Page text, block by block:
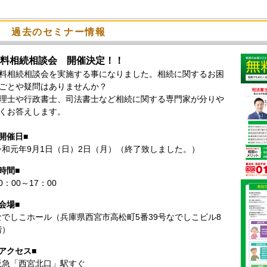
過去のセミナー情報
相続相談会 開催決定！！
相続相談会を実施する事になりました。相続に関するお困
とや疑問はありませんか？
士や行政書士、司法書士など相続に関する専門家が分りや
お答えします。
催日■
和元年9月1日（日）2日（月）（終了致しました。）
間■
：00～17：00
場■
でしこホール（兵庫県西宮市高松町5番39号なでしこビル8
クセス■
急「西宮北口」駅すぐ